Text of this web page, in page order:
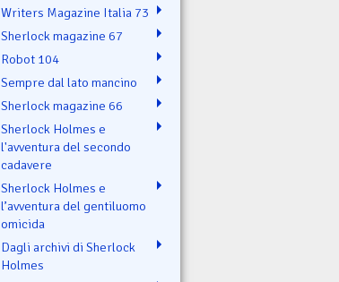
Writers Magazine Italia 73
Sherlock magazine 67
Robot 104
Sempre dal lato mancino
Sherlock magazine 66
Sherlock Holmes e
l'avventura del secondo
cadavere
Sherlock Holmes e
l’avventura del gentiluomo
omicida
Dagli archivi di Sherlock
Holmes